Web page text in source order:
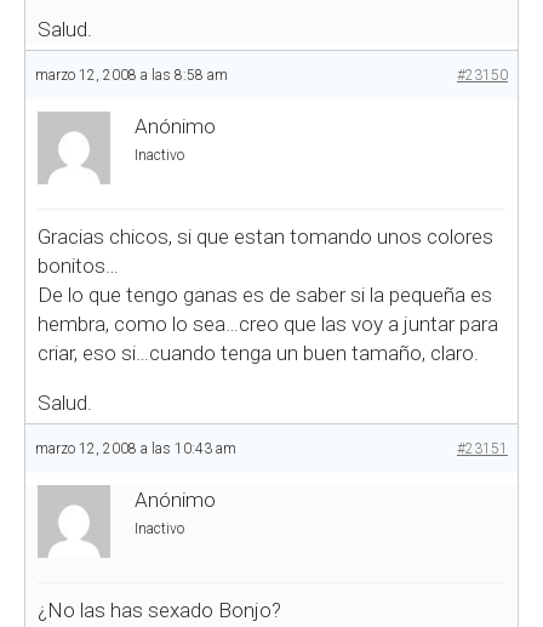
Salud.
marzo 12, 2008 a las 8:58 am #23150
Anónimo
Inactivo
Gracias chicos, si que estan tomando unos colores
bonitos…
De lo que tengo ganas es de saber si la pequeña es
hembra, como lo sea…creo que las voy a juntar para
criar, eso si…cuando tenga un buen tamaño, claro.
Salud.
marzo 12, 2008 a las 10:43 am #23151
Anónimo
Inactivo
¿No las has sexado Bonjo?